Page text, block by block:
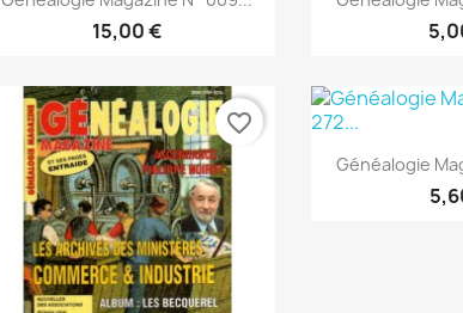
15,00 €
favorite_border

Généalogie